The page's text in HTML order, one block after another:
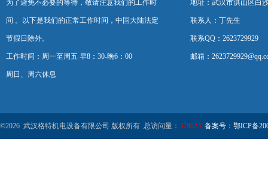
为了避免不必要的等待，敬请注意我们的工作时
间 。以下是我们的正常工作时间，中国大陆法定
节假日除外。
工作时间：周一至周五 早8：30-晚6：00
周日、周六休息
地址：武汉市洪山区白
联系人：丁先生
联系QQ：2623729929
邮箱：
©2026 武汉格特机电设备有限公司 版权所有 总访问量： 378623 备案号：鄂ICP备